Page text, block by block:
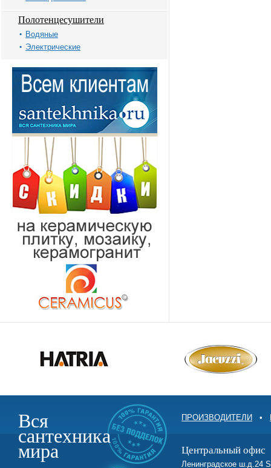
Полотенцесушители
Водяные
Электрические
Вся
сантехника
мира
ПРОИЗВОДИТЕЛИ •
Центральный офис
Ленинградское ш.д.24